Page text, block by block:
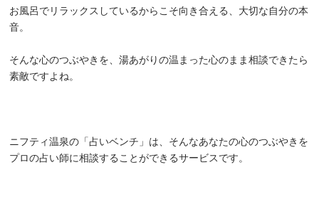
お風呂でリラックスしているからこそ向き合える、大切な自分の本
音。
そんな心のつぶやきを、湯あがりの温まった心のまま相談できたら
素敵ですよね。
ニフティ温泉の「占いベンチ」は、そんなあなたの心のつぶやきを
プロの占い師に相談することができるサービスです。